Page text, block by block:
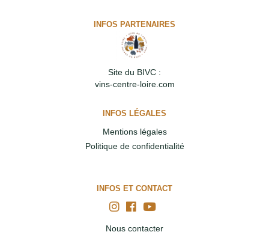
INFOS PARTENAIRES
Site du BIVC :
vins-centre-loire.com
INFOS LÉGALES
Mentions légales
Politique de confidentialité
INFOS ET CONTACT
Nous contacter